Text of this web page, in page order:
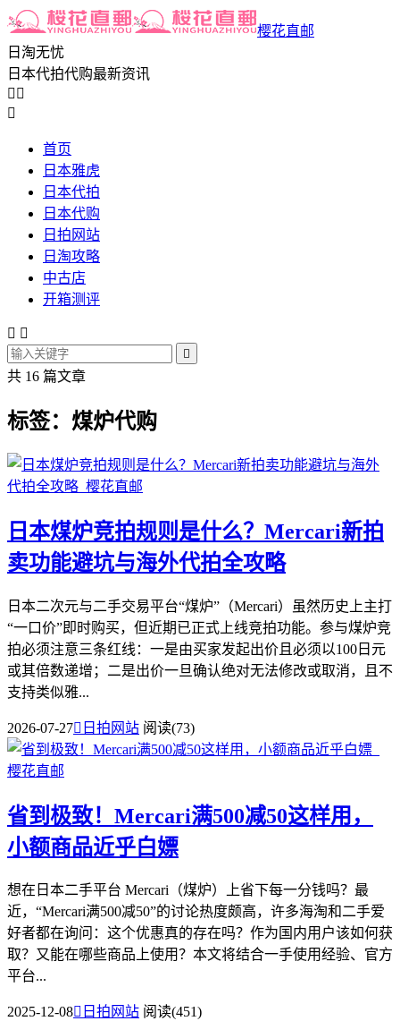
樱花直邮
日淘无忧
日本代拍代购最新资讯
 

首页
日本雅虎
日本代拍
日本代购
日拍网站
日淘攻略
中古店
开箱测评
 

共 16 篇文章
标签：煤炉代购
日本煤炉竞拍规则是什么？Mercari新拍
卖功能避坑与海外代拍全攻略
日本二次元与二手交易平台“煤炉”（Mercari）虽然历史上主打
“一口价”即时购买，但近期已正式上线竞拍功能。参与煤炉竞
拍必须注意三条红线：一是由买家发起出价且必须以100日元
或其倍数递增；二是出价一旦确认绝对无法修改或取消，且不
支持类似雅...
2026-07-27 日拍网站 阅读(73)
省到极致！Mercari满500减50这样用，
小额商品近乎白嫖
想在日本二手平台 Mercari（煤炉）上省下每一分钱吗？最
近，“Mercari满500减50”的讨论热度颇高，许多海淘和二手爱
好者都在询问：这个优惠真的存在吗？作为国内用户该如何获
取？又能在哪些商品上使用？本文将结合一手使用经验、官方
平台...
2025-12-08 日拍网站 阅读(451)